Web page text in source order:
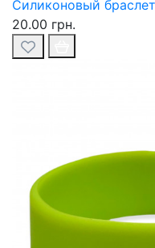
Силиконовый
20.00 грн.